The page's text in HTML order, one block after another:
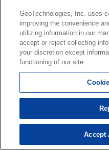
千屋下向野
千屋下村
センヤシモムラ
センヤタルカワ
千屋中小森
千屋向川原
センヤモチダ
GeoTechnologies, Inc. uses
improving the convenience
utilizing information in our
accept or reject collecting
your discretion except
functioning of our site.
Accept